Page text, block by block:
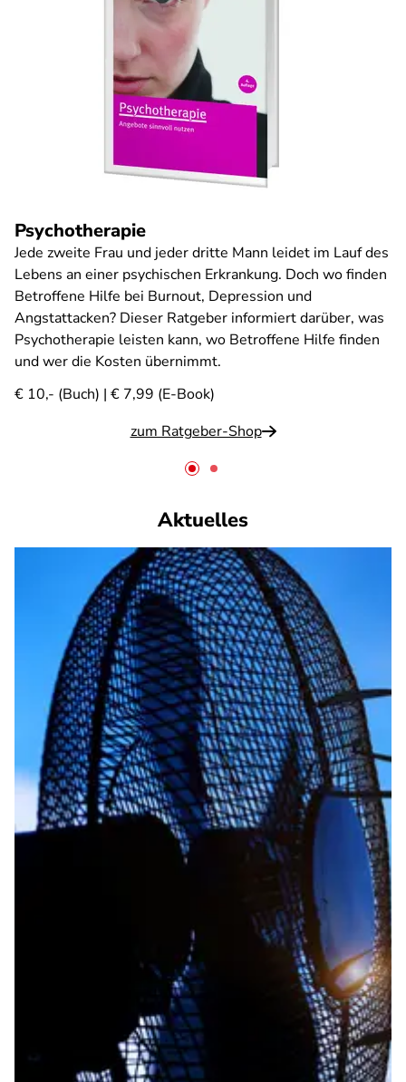
Psychotherapie
Jede zweite Frau und jeder dritte Mann leidet im Lauf des
Lebens an einer psychischen Erkrankung. Doch wo finden
Betroffene Hilfe bei Burnout, Depression und
Angstattacken? Dieser Ratgeber informiert darüber, was
Psychotherapie leisten kann, wo Betroffene Hilfe finden
und wer die Kosten übernimmt.
€ 10,- (Buch) | € 7,99 (E-Book)
zum Ratgeber-Shop
Aktuelles